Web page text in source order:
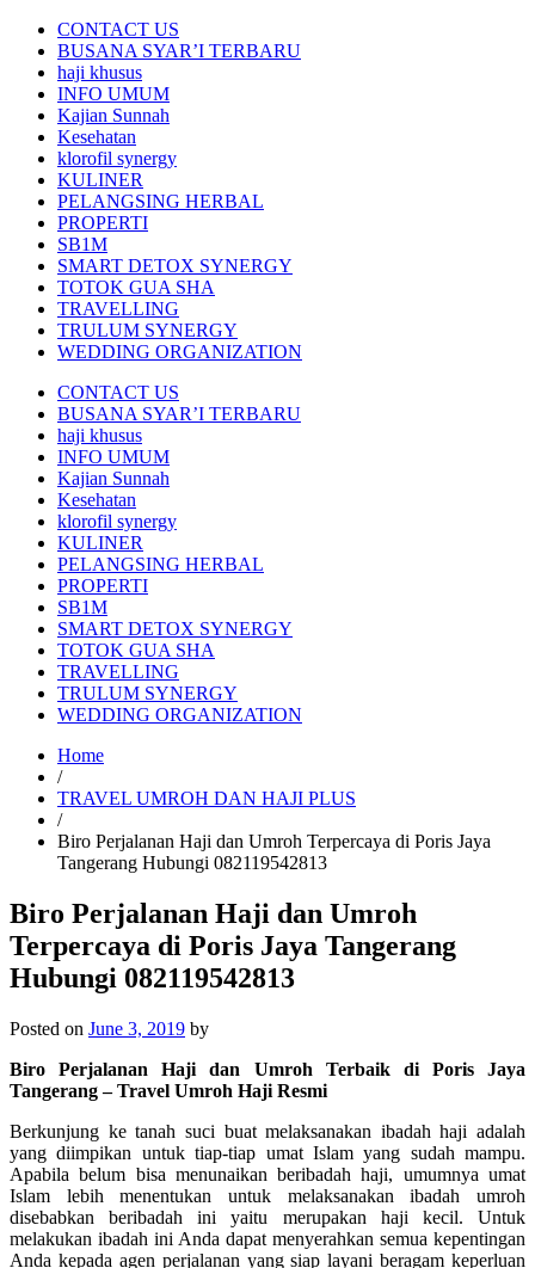
CONTACT US
BUSANA SYAR’I TERBARU
haji khusus
INFO UMUM
Kajian Sunnah
Kesehatan
klorofil synergy
KULINER
PELANGSING HERBAL
PROPERTI
SB1M
SMART DETOX SYNERGY
TOTOK GUA SHA
TRAVELLING
TRULUM SYNERGY
WEDDING ORGANIZATION
CONTACT US
BUSANA SYAR’I TERBARU
haji khusus
INFO UMUM
Kajian Sunnah
Kesehatan
klorofil synergy
KULINER
PELANGSING HERBAL
PROPERTI
SB1M
SMART DETOX SYNERGY
TOTOK GUA SHA
TRAVELLING
TRULUM SYNERGY
WEDDING ORGANIZATION
Home
/
TRAVEL UMROH DAN HAJI PLUS
/
Biro Perjalanan Haji dan Umroh Terpercaya di Poris Jaya
Tangerang Hubungi 082119542813
Biro Perjalanan Haji dan Umroh
Terpercaya di Poris Jaya Tangerang
Hubungi 082119542813
Posted on June 3, 2019 by
Biro Perjalanan Haji dan Umroh Terbaik di Poris Jaya
Tangerang – Travel Umroh Haji Resmi
Berkunjung ke tanah suci buat melaksanakan ibadah haji adalah
yang diimpikan untuk tiap-tiap umat Islam yang sudah mampu.
Apabila belum bisa menunaikan beribadah haji, umumnya umat
Islam lebih menentukan untuk melaksanakan ibadah umroh
disebabkan beribadah ini yaitu merupakan haji kecil. Untuk
melakukan ibadah ini Anda dapat menyerahkan semua kepentingan
Anda kepada agen perjalanan yang siap layani beragam keperluan